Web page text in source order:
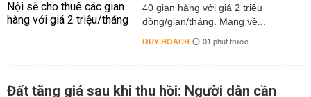
40 gian hàng với giá 2 triệu
đồng/gian/tháng. Mang về...
QUY HOẠCH 01 phút trước
Đất tăng giá sau khi thu hồi: Người dân cần